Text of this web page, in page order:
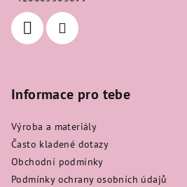
Informace pro tebe
Výroba a materiály
Často kladené dotazy
Obchodní podmínky
Podmínky ochrany osobních údajů